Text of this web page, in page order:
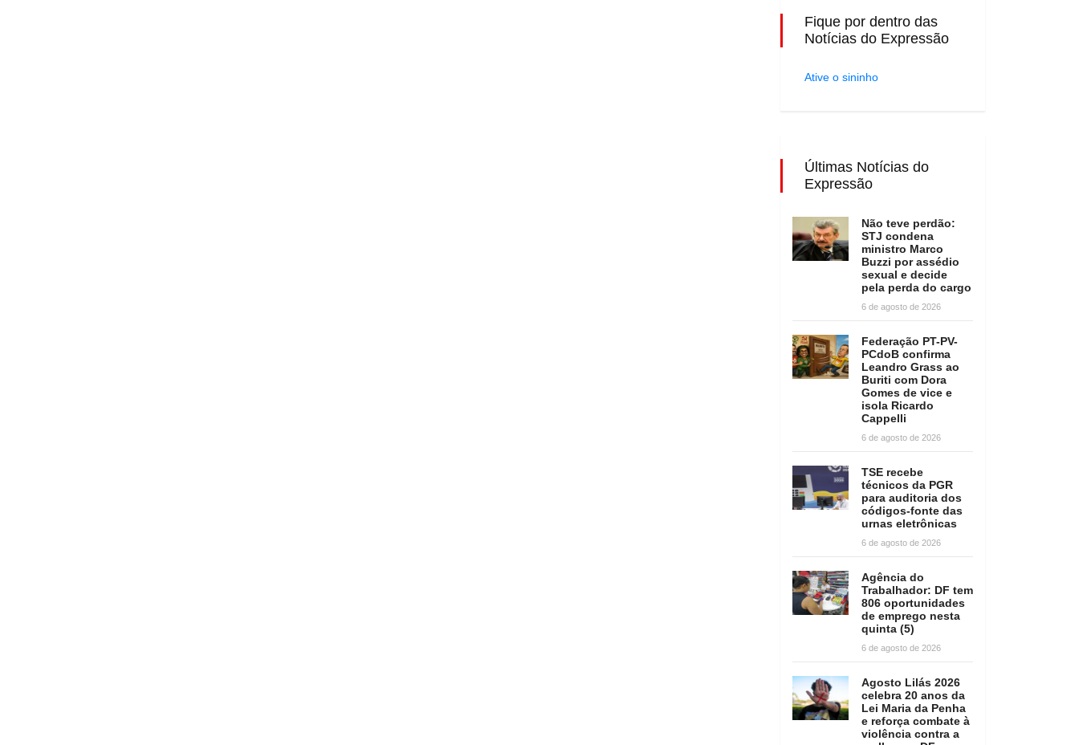
Fique por dentro das
Notícias do Expressão
Ative o sininho
Últimas Notícias do
Expressão
Não teve perdão:
STJ condena
ministro Marco
Buzzi por assédio
sexual e decide
pela perda do cargo
6 de agosto de 2026
Federação PT-PV-
PCdoB confirma
Leandro Grass ao
Buriti com Dora
Gomes de vice e
isola Ricardo
Cappelli
6 de agosto de 2026
TSE recebe
técnicos da PGR
para auditoria dos
códigos-fonte das
urnas eletrônicas
6 de agosto de 2026
Agência do
Trabalhador: DF tem
806 oportunidades
de emprego nesta
quinta (5)
6 de agosto de 2026
Agosto Lilás 2026
celebra 20 anos da
Lei Maria da Penha
e reforça combate à
violência contra a